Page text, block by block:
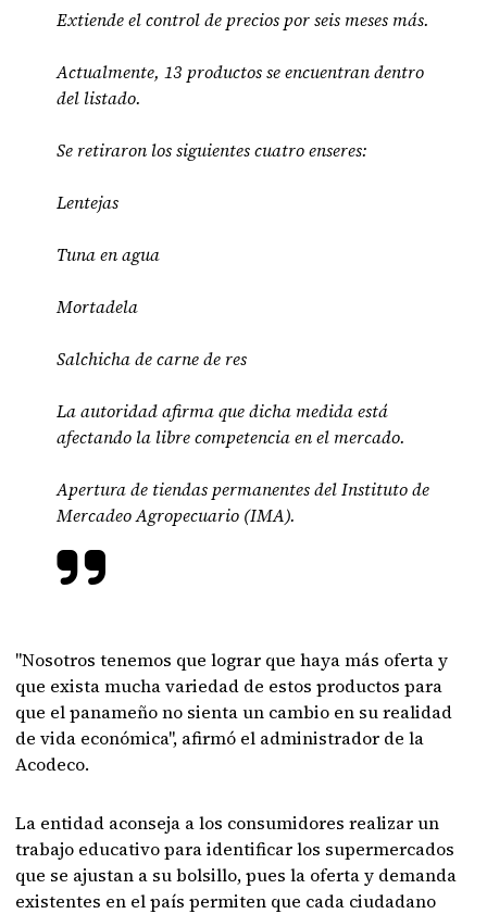
Extiende el control de precios por seis meses más.
Actualmente, 13 productos se encuentran dentro
del listado.
Se retiraron los siguientes cuatro enseres:
Lentejas
Tuna en agua
Mortadela
Salchicha de carne de res
La autoridad afirma que dicha medida está
afectando la libre competencia en el mercado.
Apertura de tiendas permanentes del Instituto de
Mercadeo Agropecuario (IMA).
"Nosotros tenemos que lograr que haya más oferta y
que exista mucha variedad de estos productos para
que el panameño no sienta un cambio en su realidad
de vida económica", afirmó el administrador de la
Acodeco.
La entidad aconseja a los consumidores realizar un
trabajo educativo para identificar los supermercados
que se ajustan a su bolsillo, pues la oferta y demanda
existentes en el país permiten que cada ciudadano